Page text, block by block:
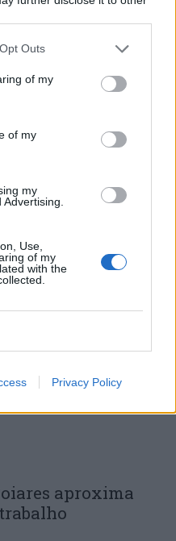
Outs
of my
of my
my
Use,
of my
with the
Privacy Policy
ao
durante o mês
Banda
1º lugar...
aproxima